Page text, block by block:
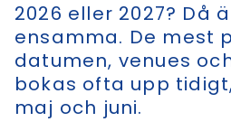
2026 eller 2027? Då
ensamma. De mest
datumen, venues
bokas ofta upp
maj och juni.